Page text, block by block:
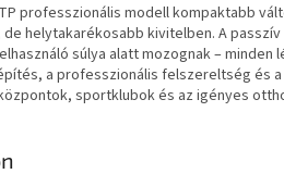
professzionális modell kompaktabb
helytakarékosabb kivitelben. A passzív
súlya alatt mozognak – minden
a professzionális felszereltség és
sportklubok és az igényes